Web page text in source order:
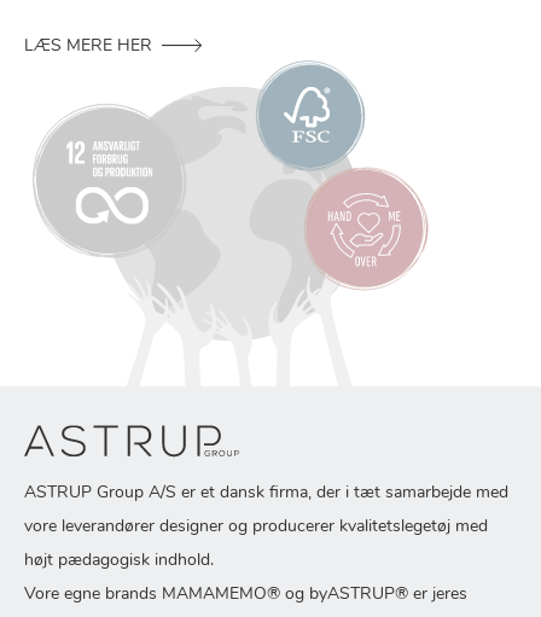
LÆS MERE HER
ASTRUP Group A/S er et dansk firma, der i tæt samarbejde med
vore leverandører designer og producerer kvalitetslegetøj med
højt pædagogisk indhold.
Vore egne brands MAMAMEMO® og byASTRUP® er jeres